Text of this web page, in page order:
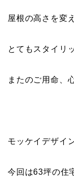
屋根の高さを変
とてもスタイリ
またのご用命、
モッケイデザイ
今回は63坪の住